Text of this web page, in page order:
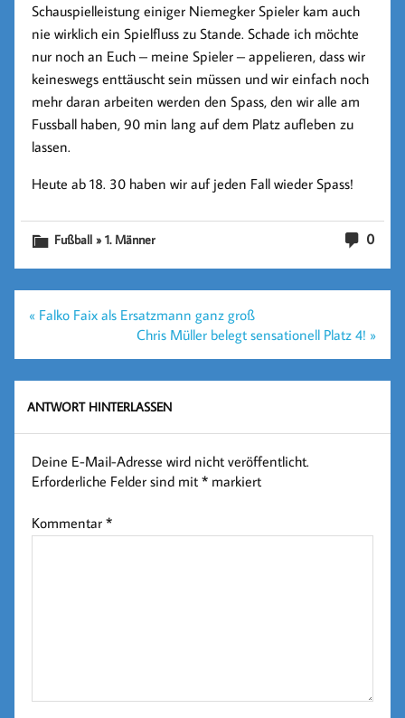
Schauspielleistung einiger Niemegker Spieler kam auch
nie wirklich ein Spielfluss zu Stande. Schade ich möchte
nur noch an Euch – meine Spieler – appelieren, dass wir
keineswegs enttäuscht sein müssen und wir einfach noch
mehr daran arbeiten werden den Spass, den wir alle am
Fussball haben, 90 min lang auf dem Platz aufleben zu
lassen.
Heute ab 18. 30 haben wir auf jeden Fall wieder Spass!
0
Fußball » 1. Männer
Beitragsnavigation
« Falko Faix als Ersatzmann ganz groß
Chris Müller belegt sensationell Platz 4! »
ANTWORT HINTERLASSEN
Deine E-Mail-Adresse wird nicht veröffentlicht.
Erforderliche Felder sind mit* markiert
Kommentar*